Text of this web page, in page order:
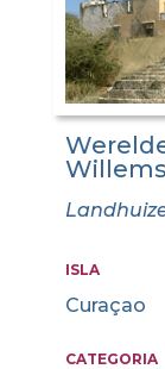
ISLA
Curaçao
CATEGORIA